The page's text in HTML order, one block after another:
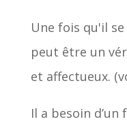
Une fois qu'il
peut être un
et affectueux.
Il a besoin